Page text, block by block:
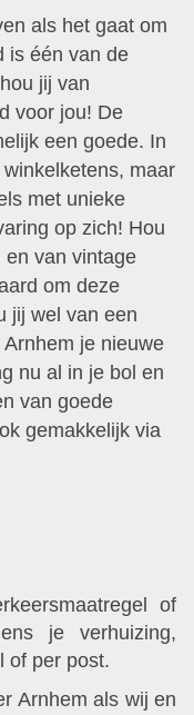
als het gaat om
is één van de
jij van
voor jou! De
een goede. In
maar
met unieke
op zich! Hou
en van vintage
om deze
jij wel van een
je nieuwe
nu al in je bol en
van goede
gemakkelijk via
of
je verhuizing,
of per post.
Arnhem als wij en